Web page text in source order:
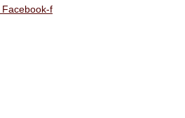
Facebook-f